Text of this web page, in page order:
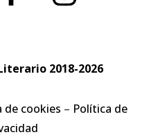
2018-2026
de cookies – Política de